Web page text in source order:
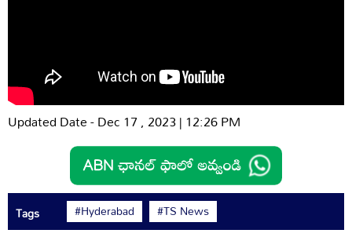
Updated Date - Dec 17 , 2023 | 12:26 PM
Tags #Hyderabad #TS News